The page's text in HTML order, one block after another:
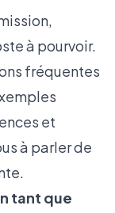
à pourvoir.
fréquentes
et
à parler de
tant que